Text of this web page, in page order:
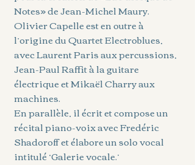
Notes» de Jean-Michel Maury.
Olivier Capelle est en outre à
l’origine du Quartet Electroblues,
avec Laurent Paris aux percussions,
Jean-Paul Raffit à la guitare
électrique et Mikaël Charry aux
machines.
En parallèle, il écrit et compose un
récital piano-voix avec Fredéric
Shadoroff et élabore un solo vocal
intitulé ‘Galerie vocale.’